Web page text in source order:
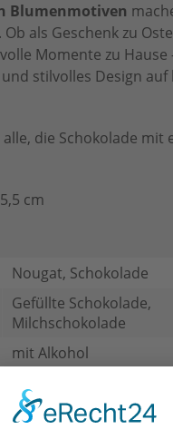
Blumenmotiven
als Geschenk zu
Momente zu Hause
stilvolles Design auf
alle, die Schokolade mit
cm
Nougat, Schokolade
Gefüllte Schokolade,
Milchschokolade
mit Alkohol
Für Mich, Kleine